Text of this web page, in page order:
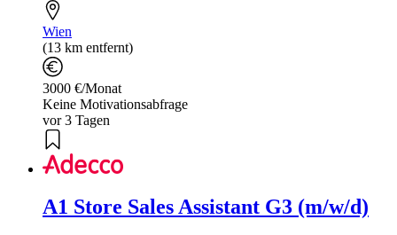
Wien
(13 km entfernt)
3000 €/Monat
Keine Motivationsabfrage
vor 3 Tagen
A1 Store Sales Assistant G3 (m/w/d)